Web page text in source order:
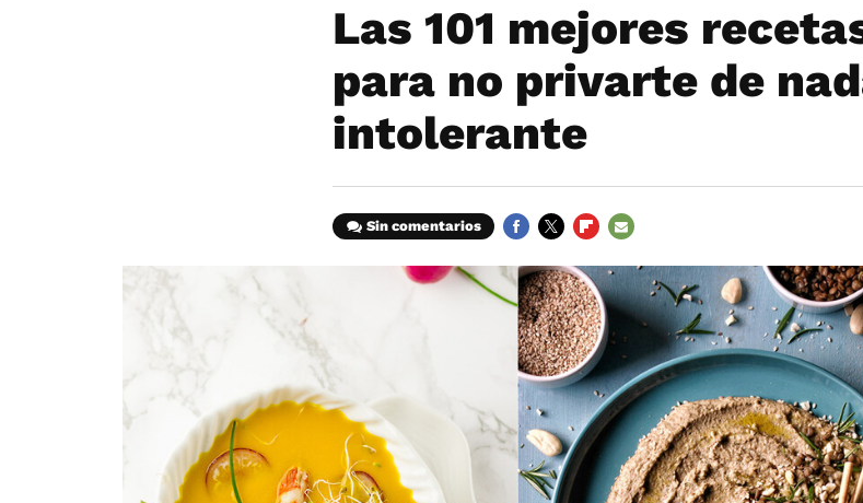
Las 101 mejores
para no privarte de
intolerante
Sin comentarios
MAIL